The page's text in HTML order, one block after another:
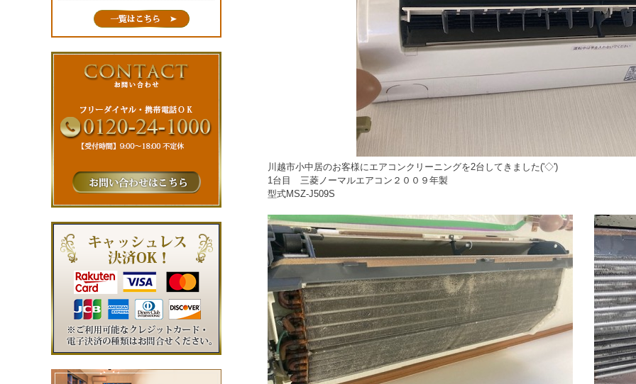
川越市小中居のお客様にエアコンクリーニングを2台してきました('◇')ゞ
1台目 三菱ノーマルエアコン２００９年製
型式MSZ-J509S